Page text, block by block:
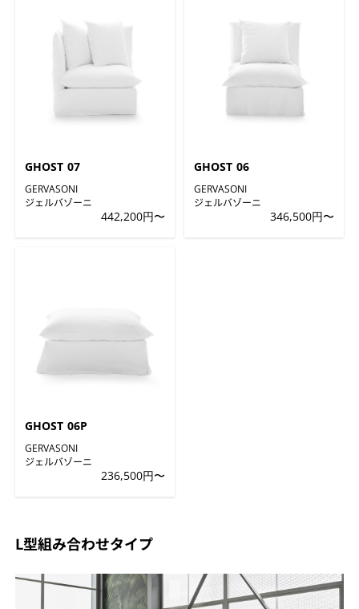
GHOST 07
GERVASONI
ジェルバゾーニ
442,200円〜
GHOST 06
GERVASONI
ジェルバゾーニ
346,500円〜
GHOST 06P
GERVASONI
ジェルバゾーニ
236,500円〜
L型組み合わせタイプ